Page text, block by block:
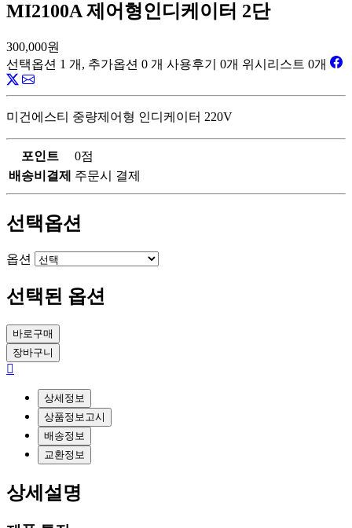
MI2100A 제어형인디케이터 2단
300,000원
선택옵션 1 개, 추가옵션 0 개 사용후기 0개 위시리스트 0개
미건에스티 중량제어형 인디케이터 220V
포인트
0점
배송비결제
주문시 결제
선택옵션
옵션
선택된 옵션
바로구매
장바구니
상세정보
상품정보고시
배송정보
교환정보
상세설명